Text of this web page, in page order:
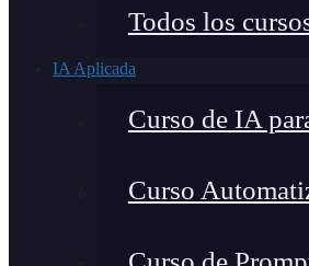
Todos los
IA Aplicada
Curso de IA
Curso